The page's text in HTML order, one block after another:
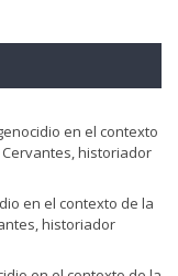
en el contexto
historiador
en el contexto de la
historiador